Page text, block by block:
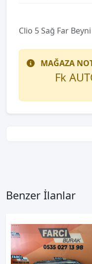
Clio 5 Sağ Far Beyni
MAĞAZA
Fk
Benzer İlanlar